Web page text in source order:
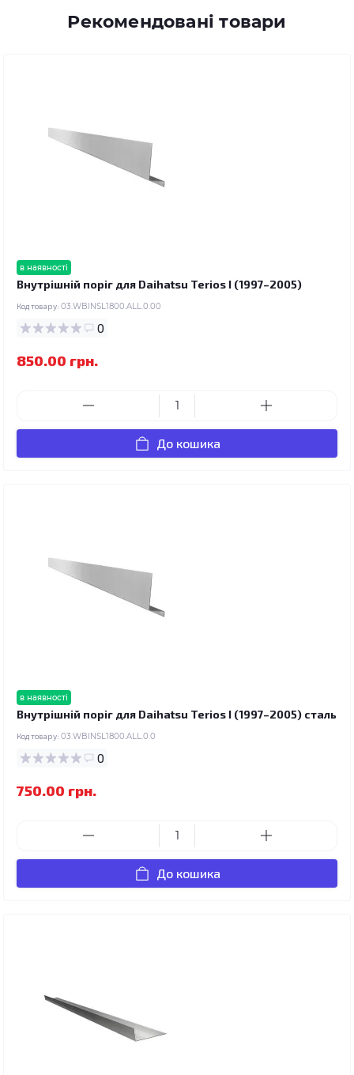
Рекомендовані товари
в наявності
Внутрішній поріг для Daihatsu Terios I (1997–2005)
Код товару: 03.WBINSL1800.ALL.0.00
0
850.00 грн.
До кошика
в наявності
Внутрішній поріг для Daihatsu Terios I (1997–2005) сталь
Код товару: 03.WBINSL1800.ALL.0.0
0
750.00 грн.
До кошика